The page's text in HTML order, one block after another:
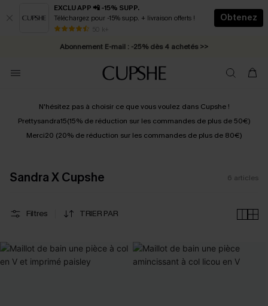
EXCLU APP 📲 -15% SUPP.
Téléchargez pour -15% supp. + livraison offerts !
50 k+
Obtenez
* Livraison éclair 2-3 jours ouvrés >>
Abonnement E-mail : -25% dès 4 achetés >>
N'hésitez pas à choisir ce que vous voulez dans Cupshe !
Prettysandra15(15% de réduction sur les commandes de plus de 50€)
Merci20 (20% de réduction sur les commandes de plus de 80€)
Sandra X Cupshe 6 articles
Filtres TRIER PAR